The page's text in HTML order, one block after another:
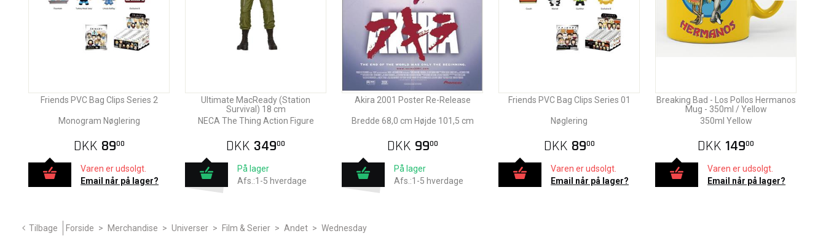
Friends PVC Bag Clips Series 2
Monogram Nøglering
DKK 8900
Varen er udsolgt.
Email når på lager?
Ultimate MacReady (Station
Survival) 18 cm
NECA The Thing Action Figure
DKK 34900
På lager
Afs.:1-5 hverdage
Akira 2001 Poster Re-Release
Bredde 68,0 cm Højde 101,5 cm
DKK 9900
På lager
Afs.:1-5 hverdage
Friends PVC Bag Clips Series 01
Nøglering
DKK 8900
Varen er udsolgt.
Email når på lager?
Breaking Bad - Los Pollos Hermanos
Mug - 350ml / Yellow
350ml Yellow
DKK 14900
Varen er udsolgt.
Email når på lager?
Tilbage Forside > Merchandise > Universer > Film & Serier > Andet > Wednesday